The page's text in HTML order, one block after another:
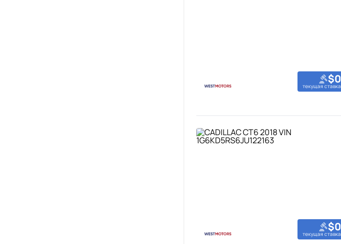
$0
текущая ставка
$0
текущая ставка